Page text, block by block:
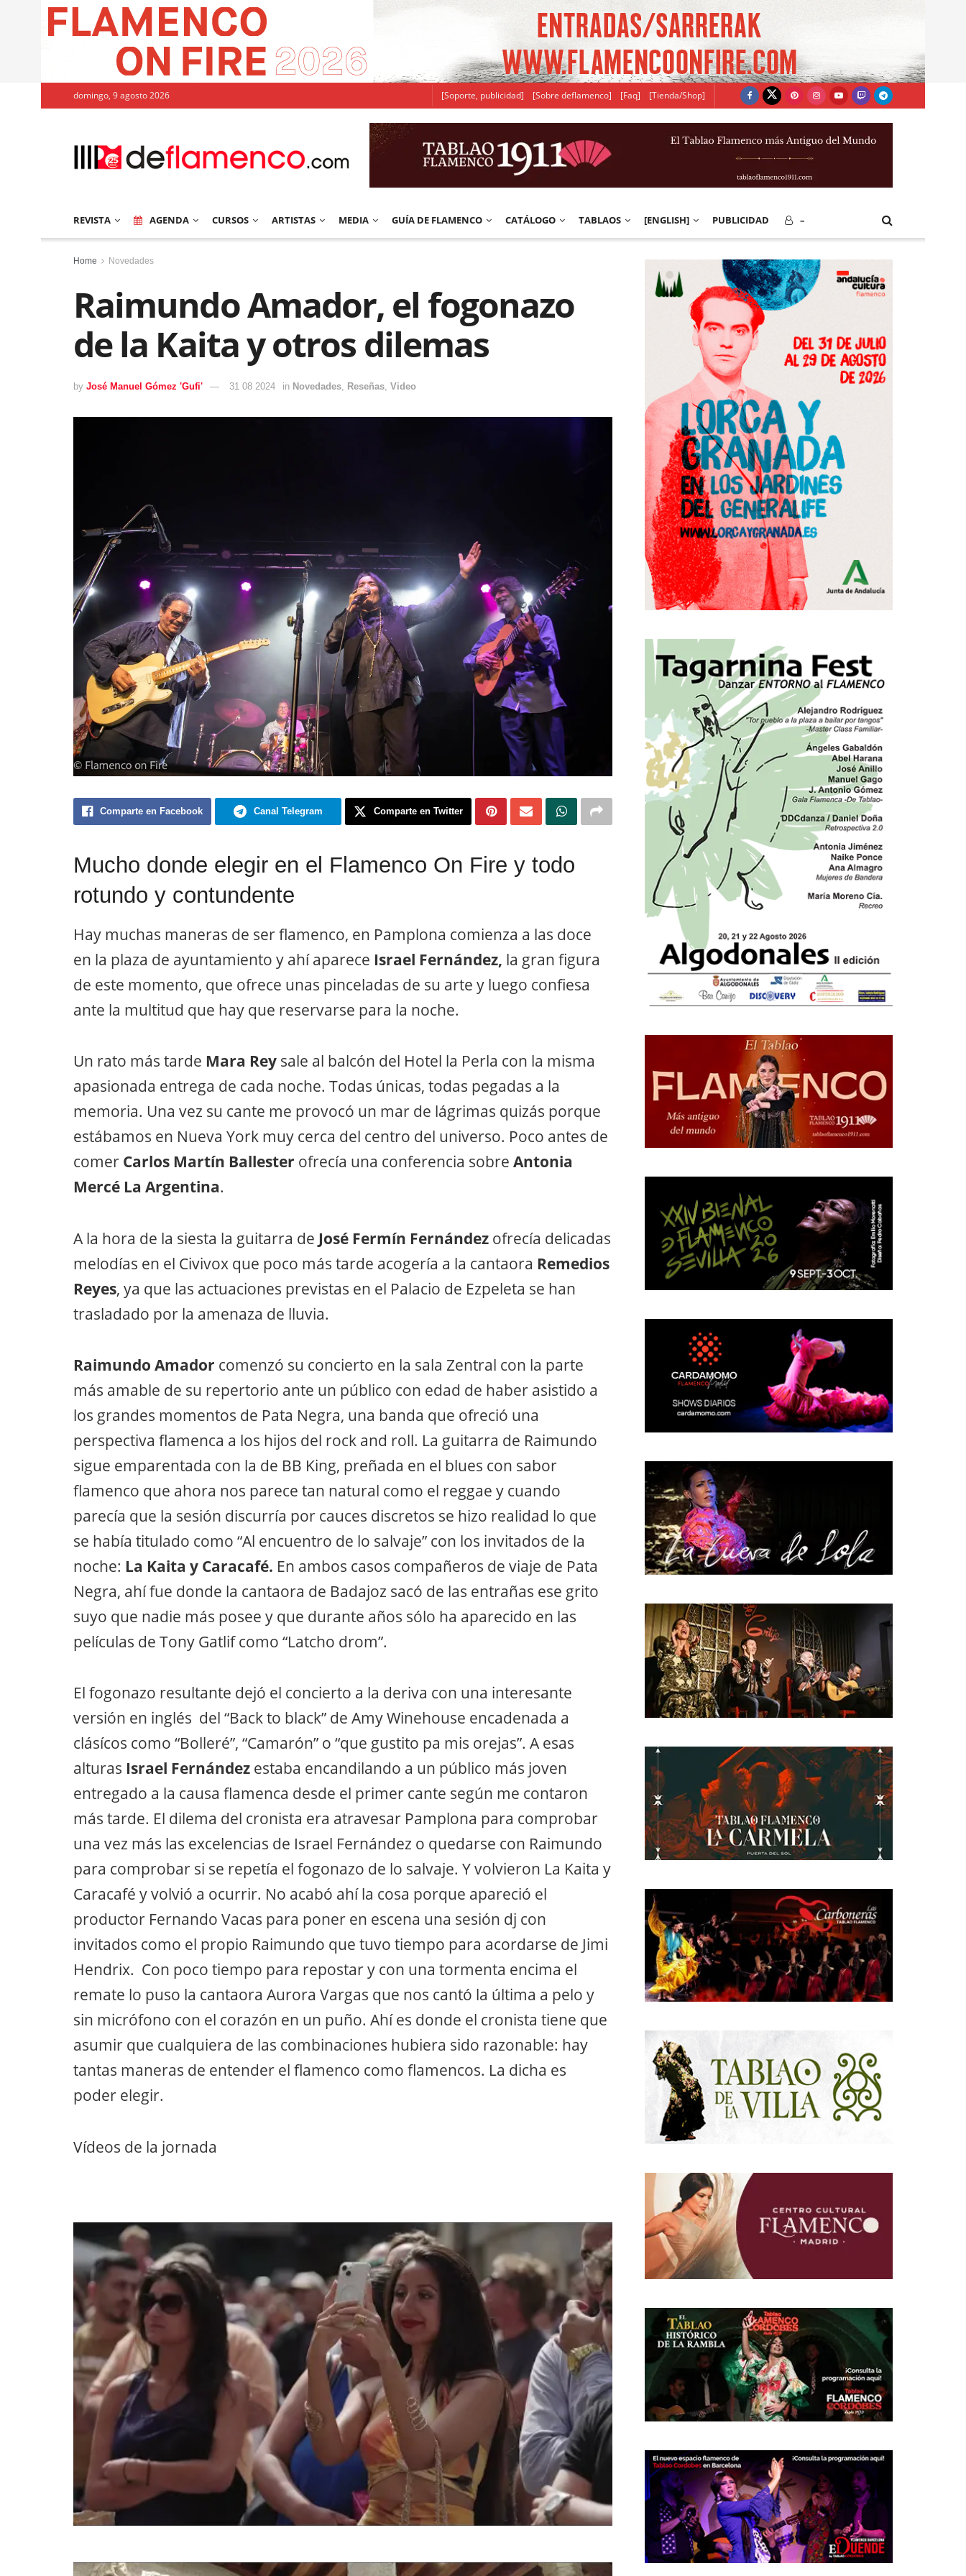
domingo, 9 agosto 2026 [Soporte, publicidad] [Sobre deflamenco] [Faq] [Tienda/Shop]
REVISTA AGENDA CURSOS ARTISTAS MEDIA GUÍA DE FLAMENCO CATÁLOGO TABLAOS [ENGLISH] PUBLICIDAD –
Home Novedades
Raimundo Amador, el fogonazo
de la Kaita y otros dilemas
by José Manuel Gómez 'Gufi' 31 08 2024 in Novedades, Reseñas, Video
Comparte en Facebook Canal Telegram Comparte en Twitter
Mucho donde elegir en el Flamenco On Fire y todo
rotundo y contundente
Hay muchas maneras de ser flamenco, en Pamplona comienza a las doce
en la plaza de ayuntamiento y ahí aparece Israel Fernández, la gran figura
de este momento, que ofrece unas pinceladas de su arte y luego confiesa
ante la multitud que hay que reservarse para la noche.
Un rato más tarde Mara Rey sale al balcón del Hotel la Perla con la misma
apasionada entrega de cada noche. Todas únicas, todas pegadas a la
memoria. Una vez su cante me provocó un mar de lágrimas quizás porque
estábamos en Nueva York muy cerca del centro del universo. Poco antes de
comer Carlos Martín Ballester ofrecía una conferencia sobre Antonia
Mercé La Argentina.
A la hora de la siesta la guitarra de José Fermín Fernández ofrecía delicadas
melodías en el Civivox que poco más tarde acogería a la cantaora Remedios
Reyes, ya que las actuaciones previstas en el Palacio de Ezpeleta se han
trasladado por la amenaza de lluvia.
Raimundo Amador comenzó su concierto en la sala Zentral con la parte
más amable de su repertorio ante un público con edad de haber asistido a
los grandes momentos de Pata Negra, una banda que ofreció una
perspectiva flamenca a los hijos del rock and roll. La guitarra de Raimundo
sigue emparentada con la de BB King, preñada en el blues con sabor
flamenco que ahora nos parece tan natural como el reggae y cuando
parecía que la sesión discurría por cauces discretos se hizo realidad lo que
se había titulado como “Al encuentro de lo salvaje” con los invitados de la
noche: La Kaita y Caracafé. En ambos casos compañeros de viaje de Pata
Negra, ahí fue donde la cantaora de Badajoz sacó de las entrañas ese grito
suyo que nadie más posee y que durante años sólo ha aparecido en las
películas de Tony Gatlif como “Latcho drom”.
El fogonazo resultante dejó el concierto a la deriva con una interesante
versión en inglés del “Back to black” de Amy Winehouse encadenada a
clásícos como “Bolleré”, “Camarón” o “que gustito pa mis orejas”. A esas
alturas Israel Fernández estaba encandilando a un público más joven
entregado a la causa flamenca desde el primer cante según me contaron
más tarde. El dilema del cronista era atravesar Pamplona para comprobar
una vez más las excelencias de Israel Fernández o quedarse con Raimundo
para comprobar si se repetía el fogonazo de lo salvaje. Y volvieron La Kaita y
Caracafé y volvió a ocurrir. No acabó ahí la cosa porque apareció el
productor Fernando Vacas para poner en escena una sesión dj con
invitados como el propio Raimundo que tuvo tiempo para acordarse de Jimi
Hendrix. Con poco tiempo para repostar y con una tormenta encima el
remate lo puso la cantaora Aurora Vargas que nos cantó la última a pelo y
sin micrófono con el corazón en un puño. Ahí es donde el cronista tiene que
asumir que cualquiera de las combinaciones hubiera sido razonable: hay
tantas maneras de entender el flamenco como flamencos. La dicha es
poder elegir.
Vídeos de la jornada